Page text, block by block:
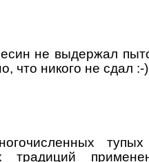
не выдержал
что никого не сдал :-
традиций